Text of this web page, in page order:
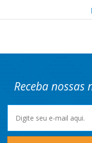
Receba nossas